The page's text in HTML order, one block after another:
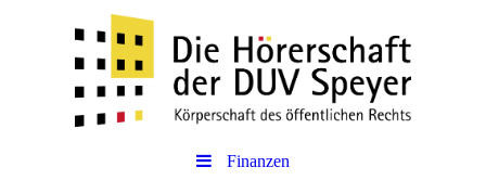
Finanzen